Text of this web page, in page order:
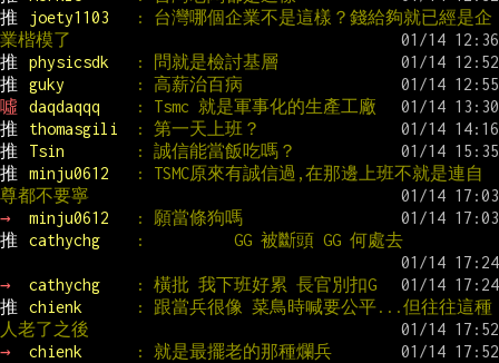
推
joety1103
: 台灣哪個企業不是這樣？錢給夠就已經是企
業楷模了
推
physicsdk
: 問就是檢討基層
推
guky
: 高薪治百病
噓
daqdaqqq
: Tsmc 就是軍事化的生產工廠
推
thomasgili
: 第一天上班？
推
Tsin
: 誠信能當飯吃嗎？
推
minju0612
: TSMC原來有誠信過,在那邊上班不就是連自
尊都不要寧
→
minju0612
: 願當條狗嗎
推
cathychg :          GG 被斷頭 GG 何處去
→ cathychg
: 橫批 我下班好累 長官別扣G
推
chienk
: 跟當兵很像 菜鳥時喊要公平...但往往這種
人老了之後
→
chienk
: 就是最擺老的那種爛兵